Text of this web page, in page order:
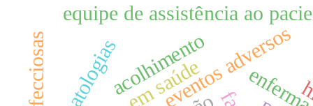
eventos adversos
equipe de assistência ao
acolhimento
patologias